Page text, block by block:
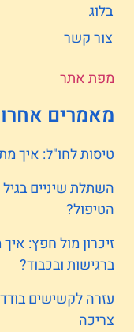
בלוג
צור קשר
מפת אתר
מאמרים
טיסות לחו"ל: איך
השתלת שיניים
הטיפול?
זיכרון מול חפץ:
ברגישות ובכבוד?
עזרה לקשישים
צריכה